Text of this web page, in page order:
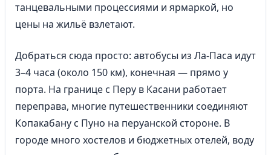
танцевальными процессиями и ярмаркой, но
цены на жильё взлетают.
Добраться сюда просто: автобусы из Ла-Паса идут
3–4 часа (около 150 км), конечная — прямо у
порта. На границе с Перу в Касани работает
переправа, многие путешественники соединяют
Копакабану с Пуно на перуанской стороне. В
городе много хостелов и бюджетных отелей, воду